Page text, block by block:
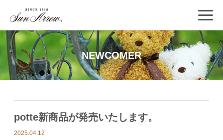
NEWCOMER
potte新商品が発売いたします。
2025.04.12